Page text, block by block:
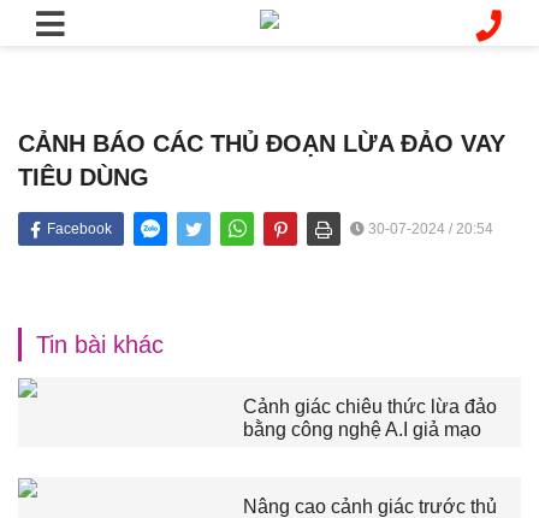
CẢNH BÁO CÁC THỦ ĐOẠN LỪA ĐẢO VAY
TIÊU DÙNG
Facebook 30-07-2024 / 20:54
Tin bài khác
Cảnh giác chiêu thức lừa đảo
bằng công nghệ A.I giả mạo
Nâng cao cảnh giác trước thủ